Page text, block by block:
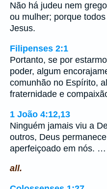
Não há judeu nem
ou mulher; porque
Jesus.
Filipenses 2:1
Portanto, se por
poder, algum
comunhão no Espírito,
fraternidade e
1 João 4:12,13
Ninguém jamais viu a
outros, Deus
aperfeiçoado em nós. …
all.